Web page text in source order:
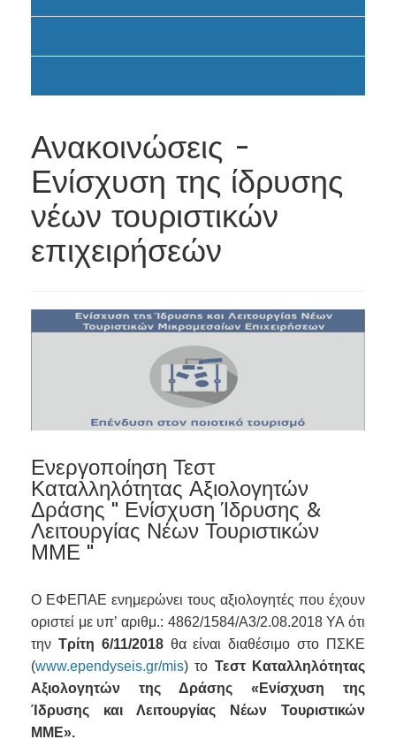
Ανακοινώσεις -
Ενίσχυση της ίδρυσης
νέων τουριστικών
επιχειρήσεών
Ενεργοποίηση Τεστ
Καταλληλότητας Αξιολογητών
Δράσης " Ενίσχυση Ίδρυσης &
Λειτουργίας Νέων Τουριστικών
ΜΜΕ "
Ο ΕΦΕΠΑΕ ενημερώνει τους αξιολογητές που έχουν
οριστεί με υπ’ αριθμ.: 4862/1584/Α3/2.08.2018 ΥΑ ότι
την Τρίτη 6/11/2018θα είναι διαθέσιμο στο ΠΣΚΕ
(www.ependyseis.gr/mis) το Τεστ Καταλληλότητας
Αξιολογητών της Δράσης «Ενίσχυση της
Ίδρυσης και Λειτουργίας Νέων Τουριστικών
ΜΜΕ».